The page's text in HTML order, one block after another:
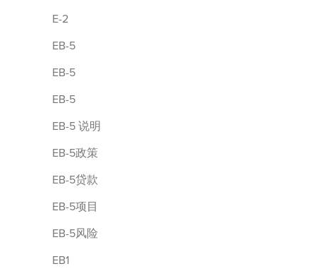
E-2
EB-5
EB-5
EB-5
EB-5 说明
EB-5政策
EB-5贷款
EB-5项目
EB-5风险
EB1